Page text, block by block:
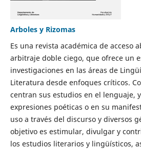
Arboles y Rizomas
Es una revista académica de acceso
arbitraje doble ciego, que ofrece un
investigaciones en las áreas de
Literatura desde enfoques críticos.
centran sus estudios en el lenguaje,
expresiones poéticas o en su
uso a través del discurso y diversos
objetivo es estimular, divulgar y
los estudios literarios y lingüísticos,